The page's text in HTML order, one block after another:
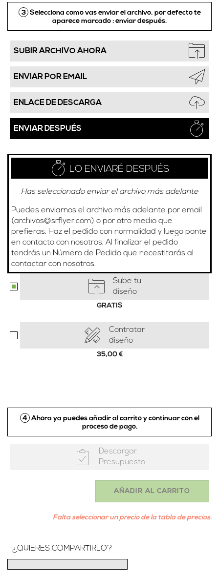
3 Selecciona como vas enviar el archivo, por defecto te
aparece marcado : enviar después.
SUBIR ARCHIVO AHORA
ENVIAR POR EMAIL
ENLACE DE DESCARGA
ENVIAR DESPUÉS
LO ENVIARÉ DESPUÉS
Has seleccionado enviar el archivo más adelante
Puedes enviarnos el archivo más adelante por email
(archivos@srflyer.com) o por otro medio que
prefieras. Haz el pedido con normalidad y luego ponte
en contacto con nosotros. Al finalizar el pedido
tendrás un Número de Pedido que necestitarás al
contactar con nosotros.
Sube tu
diseño
GRATIS
Contratar
diseño
35,00€
4 Ahora ya puedes añadir al carrito y continuar con el
proceso de pago.
Descargar
Presupuesto
AÑADIR AL CARRITO
Falta seleccionar un precio de la tabla de precios.
¿QUIERES COMPARTIRLO?